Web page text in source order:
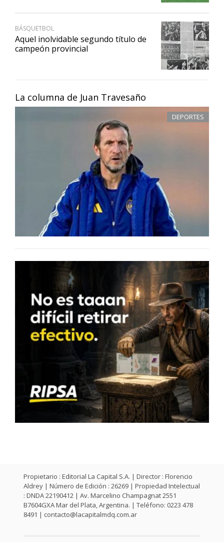
La columna de Juan Travesaño
DEPORTES
BÁSQUETBOL
Aquel inolvidable segundo título de
campeón provincial
Propietario : Editorial La Capital S.A. | Director : Florencio
Aldrey | Número de Edición : 26269 | Propiedad Intelectual
: DNDA 22190412 | Av. Marcelino Champagnat 2551
B7604GXA Mar del Plata, Argentina. | Teléfono: 0223 478
8491 | contacto@lacapitalmdq.com.ar